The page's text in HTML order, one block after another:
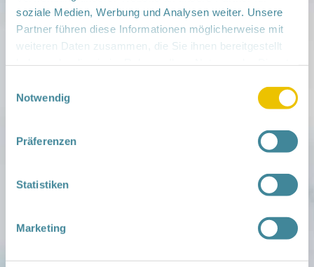
soziale Medien, Werbung und Analysen weiter. Unsere
Partner führen diese Informationen möglicherweise mit
weiteren Daten zusammen, die Sie ihnen bereitgestellt
Notwendig
Präferenzen
Statistiken
Marketing
iCal•Google Calendar
Infos für Familien
Zu deiner Region
Netzwerk-Nachrichten
Aktuelle Termine